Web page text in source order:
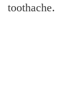
toothache.